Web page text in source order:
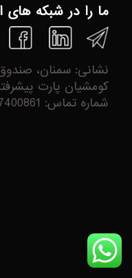
ما را در شبکه های
کومشیان پارت
شماره تماس: 09037400861